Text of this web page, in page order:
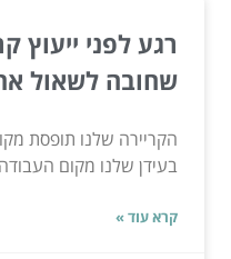
שחובה לשאול
הקריירה שלנו תופסת
בעידן שלנו מקום
קרא עוד »